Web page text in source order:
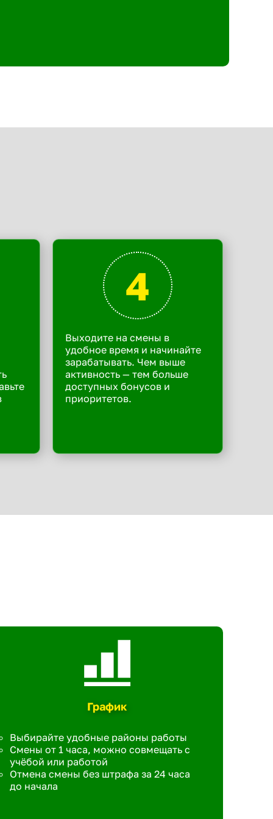
4
Выходите на смены в
удобное время и начинайте
зарабатывать. Чем выше
активность — тем больше
доступных бонусов и
приоритетов.
График
Выбирайте удобные районы работы
Смены от 1 часа, можно совмещать с
учёбой или работой
Отмена смены без штрафа за 24 часа
до начала